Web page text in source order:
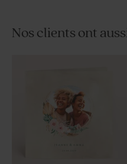
Nos clients ont